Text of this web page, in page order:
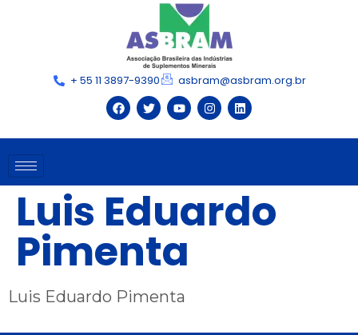
+ 55 11 3897-9390 asbram@asbram.org.br
Luis Eduardo
Pimenta
Luis Eduardo Pimenta